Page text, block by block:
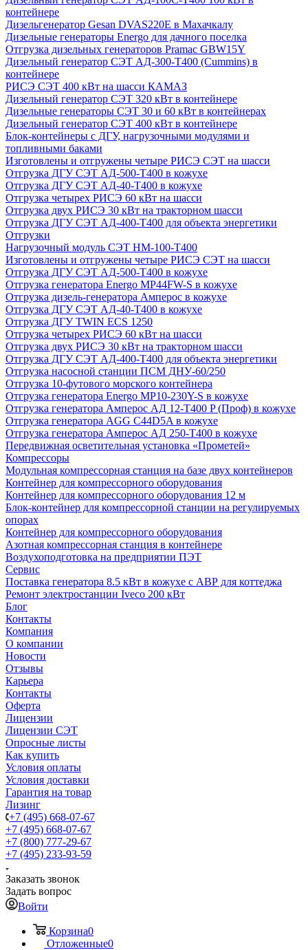
контейнере
Дизельгенератор Gesan DVAS220E в Махачкалу
Дизельные генераторы Energo для дачного поселка
Отгрузка дизельных генераторов Pramac GВW15Y
Дизельный генератор СЭТ АД-300-Т400 (Cummins) в
контейнере
РИСЭ СЭТ 400 кВт на шасси КАМАЗ
Дизельный генератор СЭТ 320 кВт в контейнере
Дизельные генераторы СЭТ 30 и 60 кВт в контейнерах
Дизельный генератор СЭТ 400 кВт в контейнере
Блок-контейнеры с ДГУ, нагрузочными модулями и
топливными баками
Изготовлены и отгружены четыре РИСЭ СЭТ на шасси
Отгрузка ДГУ СЭТ АД-500-Т400 в кожухе
Отгрузка ДГУ СЭТ АД-40-Т400 в кожухе
Отгрузка четырех РИСЭ 60 кВт на шасси
Отгрузка двух РИСЭ 30 кВт на тракторном шасси
Отгрузка ДГУ СЭТ АД-400-Т400 для объекта энергетики
Отгрузки
Нагрузочный модуль СЭТ НМ-100-Т400
Изготовлены и отгружены четыре РИСЭ СЭТ на шасси
Отгрузка ДГУ СЭТ АД-500-Т400 в кожухе
Отгрузка генератора Energo MP44FW-S в кожухе
Отгрузка дизель-генератора Амперос в кожухе
Отгрузка ДГУ СЭТ АД-40-Т400 в кожухе
Отгрузка ДГУ TWIN ECS 1250
Отгрузка четырех РИСЭ 60 кВт на шасси
Отгрузка двух РИСЭ 30 кВт на тракторном шасси
Отгрузка ДГУ СЭТ АД-400-Т400 для объекта энергетики
Отгрузка насосной станции ПСМ ДНУ-60/250
Отгрузка 10-футового морского контейнера
Отгрузка генератора Energo MP10-230Y-S в кожухе
Отгрузка генератора Амперос АД 12-Т400 P (Проф) в кожухе
Отгрузка генератора AGG C44D5A в кожухе
Отгрузка генератора Амперос АД 250-Т400 в кожухе
Передвижная осветительная установка «Прометей»
Компрессоры
Модульная компрессорная станция на базе двух контейнеров
Контейнер для компрессорного оборудования
Контейнер для компрессорного оборудования 12 м
Блок-контейнер для компрессорной станции на регулируемых
опорах
Контейнер для компрессорного оборудования
Азотная компрессорная станция в контейнере
Воздухоподготовка на предприятии ПЭТ
Сервис
Поставка генератора 8.5 кВт в кожухе с АВР для коттеджа
Ремонт электростанции Iveco 200 кВт
Блог
Контакты
Компания
О компании
Новости
Отзывы
Карьера
Контакты
Оферта
Лицензии
Лицензии СЭТ
Опросные листы
Как купить
Условия оплаты
Условия доставки
Гарантия на товар
Лизинг
+7 (495) 668-07-67
+7 (495) 668-07-67
+7 (800) 777-29-67
+7 (495) 233-93-59
Заказать звонок
Задать вопрос
Войти
Корзина0
Отложенные0